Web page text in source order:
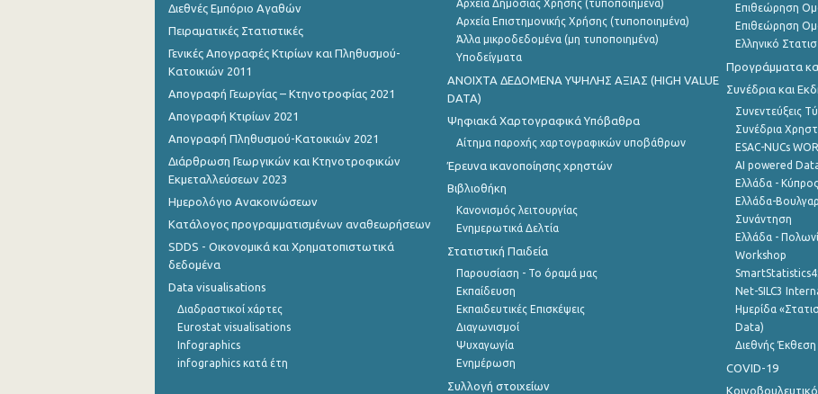
1o Τρίμηνο 2012
4o Τρίμηνο 2011
3o Τρίμηνο 2011
2o Τρίμηνο 2011
1o Τρίμηνο 2011
4o Τρίμηνο 2010
3o Τρίμηνο 2010
2o Τρίμηνο 2010
1o Τρίμηνο 2010
3o Τρίμηνο 2009
2o Τρίμηνο 2009
Διεθνές Εμπόριο Αγαθών
Πειραματικές Στατιστικές
Γενικές Απογραφές Κτιρίων και Πληθυσμού-
Κατοικιών 2011
Απογραφή Γεωργίας – Κτηνοτροφίας 2021
Απογραφή Κτιρίων 2021
Απογραφή Πληθυσμού-Κατοικιών 2021
Διάρθρωση Γεωργικών και Κτηνοτροφικών
Εκμεταλλεύσεων 2023
Ημερολόγιο Ανακοινώσεων
Κατάλογος προγραμματισμένων αναθεωρήσεων
SDDS - Οικονομικά και Χρηματοπιστωτικά
δεδομένα
Data visualisations
Διαδραστικοί χάρτες
Eurostat visualisations
Infographics
infographics κατά έτη
Αρχεία Δημόσιας Χρήσης (τυποποιημένα)
Αρχεία Επιστημονικής Χρήσης (τυποποιημένα)
Άλλα μικροδεδομένα (μη τυποποιημένα)
Υποδείγματα
ANOIXTA ΔΕΔΟΜΕΝΑ ΥΨΗΛΗΣ ΑΞΙΑΣ (HIGH VALUE
DATA)
Ψηφιακά Χαρτογραφικά Υπόβαθρα
Αίτημα παροχής χαρτογραφικών υποβάθρων
Έρευνα ικανοποίησης χρηστών
Βιβλιοθήκη
Κανονισμός λειτουργίας
Ενημερωτικά Δελτία
Στατιστική Παιδεία
Παρουσίαση - Το όραμά μας
Εκπαίδευση
Εκπαιδευτικές Επισκέψεις
Διαγωνισμοί
Ψυχαγωγία
Ενημέρωση
Συλλογή στοιχείων
Επιθεώρηση
Επιθεώρηση
Ελληνικό
Προγράμματα
Συνέδρια και
Συνεντεύξεις
Συνέδρια
ESAC-NUCs
AI powered
Ελλάδα - Κύπρος
Ελλάδα-
Συνάντηση
Ελλάδα -
Workshop
Net-SILC3
Ημερίδα
Data)
Διεθνής
COVID-19